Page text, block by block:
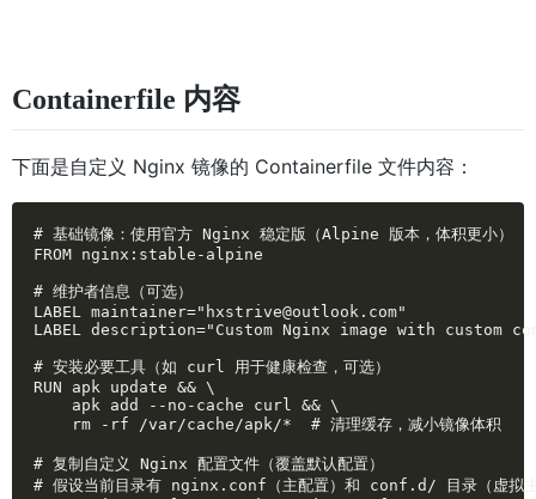
Containerfile 内容
下面是自定义 Nginx 镜像的 Containerfile 文件内容：
# 基础镜像：使用官方 Nginx 稳定版（Alpine 版本，体积更小）
FROM nginx:stable-alpine
# 维护者信息（可选）
LABEL maintainer="hxstrive@outlook.com"
LABEL description="Custom Nginx image with custom
# 安装必要工具（如 curl 用于健康检查，可选）
RUN apk update && \
apk add --no-cache curl && \
rm -rf /var/cache/apk/*  # 清理缓存，减小镜像体积
# 复制自定义 Nginx 配置文件（覆盖默认配置）
# 假设当前目录有 nginx.conf（主配置）和 conf.d/ 目录（虚拟